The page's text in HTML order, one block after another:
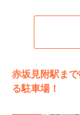
赤坂見附駅ま
る駐車場！